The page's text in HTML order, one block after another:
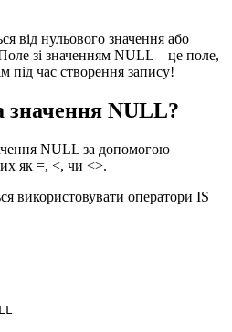
від нульового значення або
зі значенням NULL – це поле,
під час створення запису!
значення NULL?
NULL за допомогою
як =, <, чи <>.
використовувати оператори IS